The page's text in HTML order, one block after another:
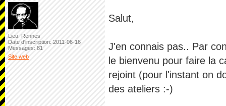
Lieu: Rennes
Date d'inscription: 2011-06-16
Messages: 81
Site web
Salut,
J'en connais pas.. Par
le bienvenu pour faire la
rejoint (pour l'instant on
des ateliers :-)